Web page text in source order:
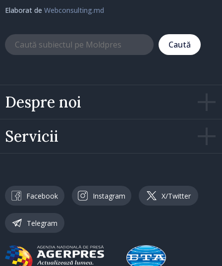
Despre noi
Servicii
Elaborat de Webconsulting.md
Caută
Facebook Instagram X/Twitter
Telegram